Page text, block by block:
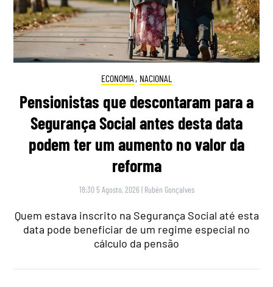
ECONOMIA , NACIONAL
Pensionistas que descontaram para a
Segurança Social antes desta data
podem ter um aumento no valor da
reforma
18:30 5 Agosto, 2026 | Rubén Gonçalves
Quem estava inscrito na Segurança Social até esta
data pode beneficiar de um regime especial no
cálculo da pensão